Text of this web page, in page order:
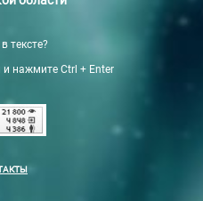
тексте?
нажмите Ctrl + Enter